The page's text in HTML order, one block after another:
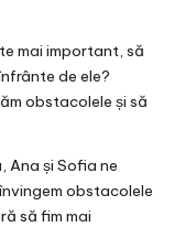
mai important, să
de ele?
obstacolele și să
Ana și Sofia ne
obstacolele
să fim mai